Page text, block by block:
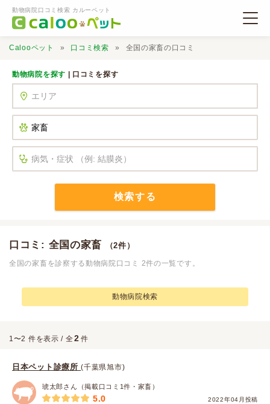
動物病院口コミ検索 カルーペット
口コミ検索
Calooペット 口コミ検索 全国の家畜の口コミ
動物病院を探す | 口コミを探す
検索する
口コミ: 全国の家畜 （2件）
全国の家畜を診察する動物病院口コミ 2件の一覧です。
動物病院検索
1〜2 件を表示 / 全2 件
日本ペット診療所(千葉県旭市)
琥太郎さん（掲載口コミ1件・家畜）
2022年04月投稿
5.0